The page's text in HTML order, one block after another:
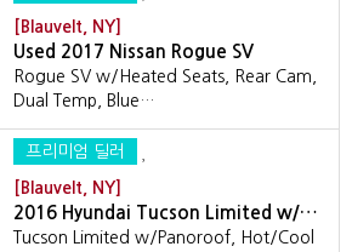
[Blauvelt, NY]
Used 2017 Nissan Rogue SV
Rogue SV w/Heated Seats, Rear Cam,
Dual Temp, Blue…
프리미엄 딜러
[Blauvelt, NY]
2016 Hyundai Tucson Limited w/…
Tucson Limited w/Panoroof, Hot/Cool